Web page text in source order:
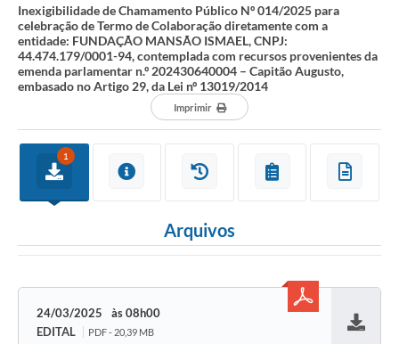
Inexigibilidade de Chamamento Público Nº 014/2025 para
celebração de Termo de Colaboração diretamente com a
entidade: FUNDAÇÃO MANSÃO ISMAEL, CNPJ:
44.474.179/0001-94, contemplada com recursos provenientes da
emenda parlamentar n.º 202430640004 – Capitão Augusto,
embasado no Artigo 29, da Lei nº 13019/2014
Imprimir
1
Arquivos
24/03/2025
08h00
EDITAL
PDF - 20,39 MB